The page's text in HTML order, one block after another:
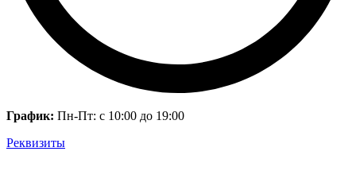
График: Пн-Пт: с 10:00 до 19:00
Реквизиты